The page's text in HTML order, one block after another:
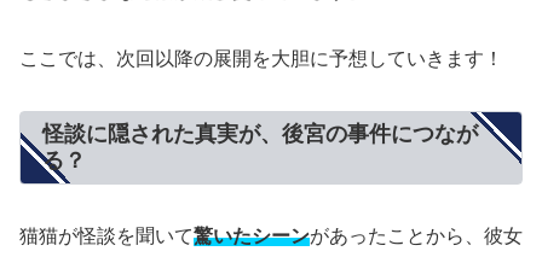
ここでは、次回以降の展開を大胆に予想していきます！
怪談に隠された真実が、後宮の事件につなが
る？
猫猫が怪談を聞いて驚いたシーンがあったことから、彼女